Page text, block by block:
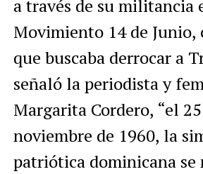
a través de su militancia
Movimiento 14 de Junio,
que buscaba derrocar a
señaló la periodista y
Margarita Cordero, “el
noviembre de 1960, la
patriótica dominicana se